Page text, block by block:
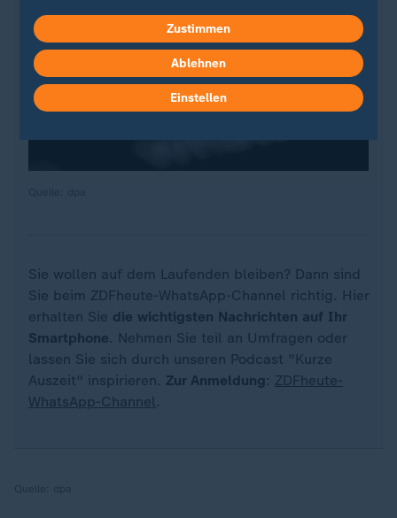
Sie wollen auf dem Laufenden bleiben? Dann sind
Sie beim ZDFheute-WhatsApp-Channel richtig. Hier
erhalten Sie die wichtigsten Nachrichten auf Ihr
Smartphone. Nehmen Sie teil an Umfragen oder
lassen Sie sich durch unseren Podcast "Kurze
Auszeit" inspirieren. Zur Anmeldung : ZDFheute-
WhatsApp-Channel.
Zustimmen
Ablehnen
Einstellen